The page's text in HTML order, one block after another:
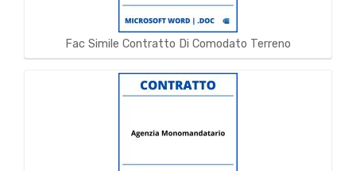
Fac Simile Contratto Di Comodato Terreno